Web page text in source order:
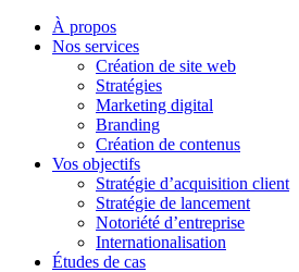
À propos
Nos services
Création de site web
Stratégies
Marketing digital
Branding
Création de contenus
Vos objectifs
Stratégie d’acquisition client
Stratégie de lancement
Notoriété d’entreprise
Internationalisation
Études de cas